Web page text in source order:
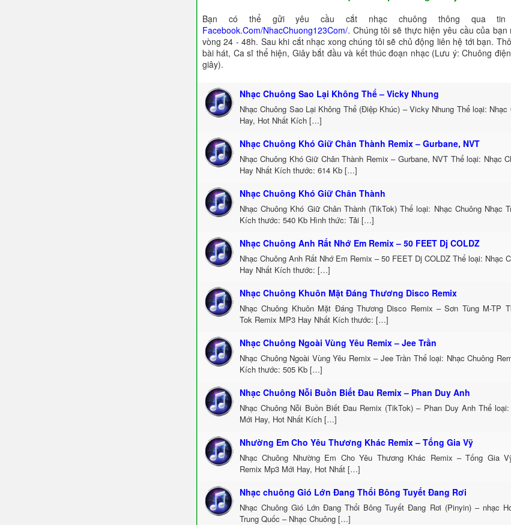
Bạn có thể gửi yêu cầu cắt nhạc chuông thông qua tin
Facebook.Com/NhacChuong123Com/. Chúng tôi sẽ thực hiện yêu cầu của
vòng 24 - 48h. Sau khi cắt nhạc xong chúng tôi sẽ chủ động liên hệ tới bạn.
bài hát, Ca sĩ thể hiện, Giây bắt đầu và kết thúc đoạn nhạc (Lưu ý: Chuông
giây).
Nhạc Chuông Sao Lại Không Thể – Vicky Nhung
Nhạc Chuông Sao Lại Không Thể (Điệp Khúc) – Vicky Nhung Thể loại: Nhạc
Hay, Hot Nhất Kích […]
Nhạc Chuông Khó Giữ Chân Thành Remix – Gurbane, NVT
Nhạc Chuông Khó Giữ Chân Thành Remix – Gurbane, NVT Thể loại: Nhạc
Hay Nhất Kích thước: 614 Kb […]
Nhạc Chuông Khó Giữ Chân Thành
Nhạc Chuông Khó Giữ Chân Thành (TikTok) Thể loại: Nhạc Chuông Nhạc
Kích thước: 540 Kb Hình thức: Tải […]
Nhạc Chuông Anh Rất Nhớ Em Remix – 50 FEET Dj COLDZ
Nhạc Chuông Anh Rất Nhớ Em Remix – 50 FEET Dj COLDZ Thể loại: Nhạc
Hay Nhất Kích thước: […]
Nhạc Chuông Khuôn Mặt Đáng Thương Disco Remix
Nhạc Chuông Khuôn Mặt Đáng Thương Disco Remix – Sơn Tùng M-TP
Tok Remix MP3 Hay Nhất Kích thước: […]
Nhạc Chuông Ngoài Vùng Yêu Remix – Jee Trần
Nhạc Chuông Ngoài Vùng Yêu Remix – Jee Trần Thể loại: Nhạc Chuông
Kích thước: 505 Kb […]
Nhạc Chuông Nỗi Buồn Biết Đau Remix – Phan Duy Anh
Nhạc Chuông Nỗi Buồn Biết Đau Remix (TikTok) – Phan Duy Anh Thể
Mới Hay, Hot Nhất Kích […]
Nhường Em Cho Yêu Thương Khác Remix – Tống Gia Vỹ
Nhạc Chuông Nhường Em Cho Yêu Thương Khác Remix – Tống Gia
Remix Mp3 Mới Hay, Hot Nhất […]
Nhạc chuông Gió Lớn Đang Thổi Bông Tuyết Đang Rơi
Nhạc Chuông Gió Lớn Đang Thổi Bông Tuyết Đang Rơi (Pinyin) – nhạc
Trung Quốc – Nhạc Chuông […]